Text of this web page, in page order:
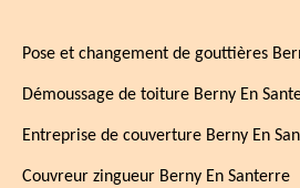
Pose et changement de gouttières
Démoussage de toiture Berny En
Entreprise de couverture Berny En
Couvreur zingueur Berny En Santerre